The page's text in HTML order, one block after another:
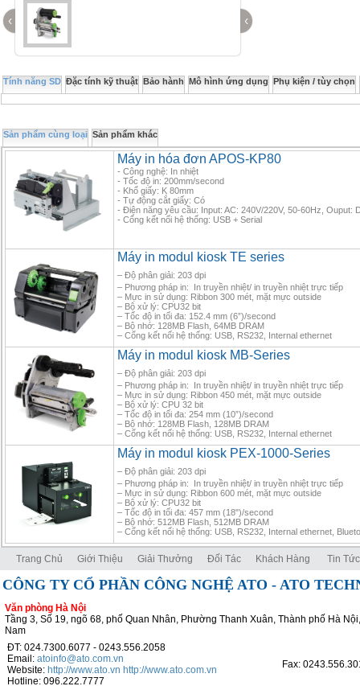
‹ ‹
Tính năng SD Đặc tính kỹ thuật Bảo hành Mô hình ứng dụng Phụ kiện / tùy chọn
Sản phẩm cùng loại Sản phẩm khác
Máy in hóa đơn APOS-KP80
- Công nghệ: In nhiệt
- Tốc độ in: 200mm/second
- Khổ giấy: K 80mm
- Tự động cắt giấy: Có
- Điện năng yêu cầu: Input: AC: 240V/220V, 50-60Hz, Ouput:
- Cổng kết nối hệ thống: USB + Serial
Máy in modul kiosk TE series
– Độ phân giải: 203 dpi
– Phương pháp in: In truyền nhiệt/ in truyền nhiệt trực tiếp
– Mực in sử dụng: Ribbon 300 mét, mặt mực outside
– Bộ xử lý: CPU32 bit
– Tốc độ in tối đa: 152.4 mm (6”)/second
– Bộ nhớ: 128MB Flash, 64MB DRAM
– Cổng kết nối hệ thống: USB, RS232, Internal ethernet
Máy in modul kiosk MB-Series
– Độ phân giải: 203 dpi
– Phương pháp in: In truyền nhiệt/ in truyền nhiệt trực tiếp
– Mực in sử dụng: Ribbon 450 mét, mặt mực outside
– Bộ xử lý: CPU 32 bit
– Tốc độ in tối đa: 254 mm (10”)/second
– Bộ nhớ: 128MB Flash, 128MB DRAM
– Cổng kết nối hệ thống: USB, RS232, Internal ethernet
Máy in modul kiosk PEX-1000-Series
– Độ phân giải: 203 dpi
– Phương pháp in: In truyền nhiệt/ in truyền nhiệt trực tiếp
– Mực in sử dụng: Ribbon 600 mét, mặt mực outside
– Bộ xử lý: CPU32 bit
– Tốc độ in tối đa: 457 mm (18")/second
– Bộ nhớ: 512MB Flash, 512MB DRAM
– Cổng kết nối hệ thống: USB, RS232, Internal ethernet,
Trang Chủ Giới Thiệu Giải Thưởng Đối Tác Khách Hàng Tin Tức
CÔNG TY CỔ PHẦN CÔNG NGHỆ ATO - ATO
Văn phòng Hà Nội
Tầng 3, Số 19, ngõ 68, phố Quan Nhân, Phường Thanh Xuân, Thành phố Hà
Nam
ĐT: 024.7300.6077 - 0243.556.2058
Email: atoinfo@ato.com.vn
Website: http://www.ato.vn http://www.ato.com.vn
Hotline: 096.222.7777
Fax: